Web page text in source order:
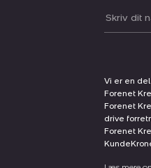
Dit navn:
Vi er en
Forenet
Forenet
drive
Forenet